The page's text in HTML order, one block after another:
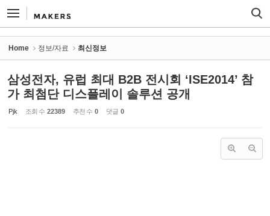
Home 정보/자료 최신정보
삼성전자, 유럽 최대 B2B 전시회 ‘ISE2014’ 참
가 최첨단 디스플레이 솔루션 공개
Pjk 조회 수 22389 추천 수 0 댓글 0